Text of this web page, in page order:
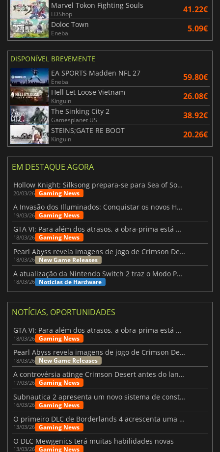
Marvel Tokon Fighting Souls
LDShop 41.22€
Doloc Town
Eneba 5.09€
DISPONÍVEL BREVEMENTE
EA SPORTS Madden NFL 27
Eneba 59.80€
Hell Let Loose Vietnam
Kinguin 26.08€
The Sinking City 2
Gamesplanet US 38.92€
STEINS;GATE RE BOOT
Kinguin 20.26€
EM DESTAQUE AGORA
Hollow Knight: Silksong prepara-se para Sea of Sorrow com um patch
20/03/26 Gaming News
A Invasão dos Illuminados: Conquistar os novos Helldivers 2 Atualização!
19/03/26 Gaming News
GTA VI: Para além dos atrasos, a obra-prima está quase a chegar
18/03/26 Gaming News
Pearl Abyss revela imagens de jogo de Crimson Desert para a PS5
18/03/26 New Game Releases
A atualização da Nintendo Switch 2 traz o Modo Portátil aos jogos mais antigos da Switch
18/03/26 Notícias de Hardware
NOTÍCIAS, OPORTUNIDADES
GTA VI: Para além dos atrasos, a obra-prima está quase a chegar
18/03/26 Gaming News
Pearl Abyss revela imagens de jogo de Crimson Desert para a PS5
18/03/26 New Game Releases
A controvérsia atinge Crimson Desert antes do lançamento
17/03/26 Gaming News
Subnautica 2 apresenta um novo sistema de construção de bases
16/03/26 Gaming News
O primeiro DLC de Borderlands 4 acrescenta uma nova personagem e muito mais
13/03/26 Gaming News
O DLC Mewgenics terá muitas habilidades novas
13/03/26 Gaming News